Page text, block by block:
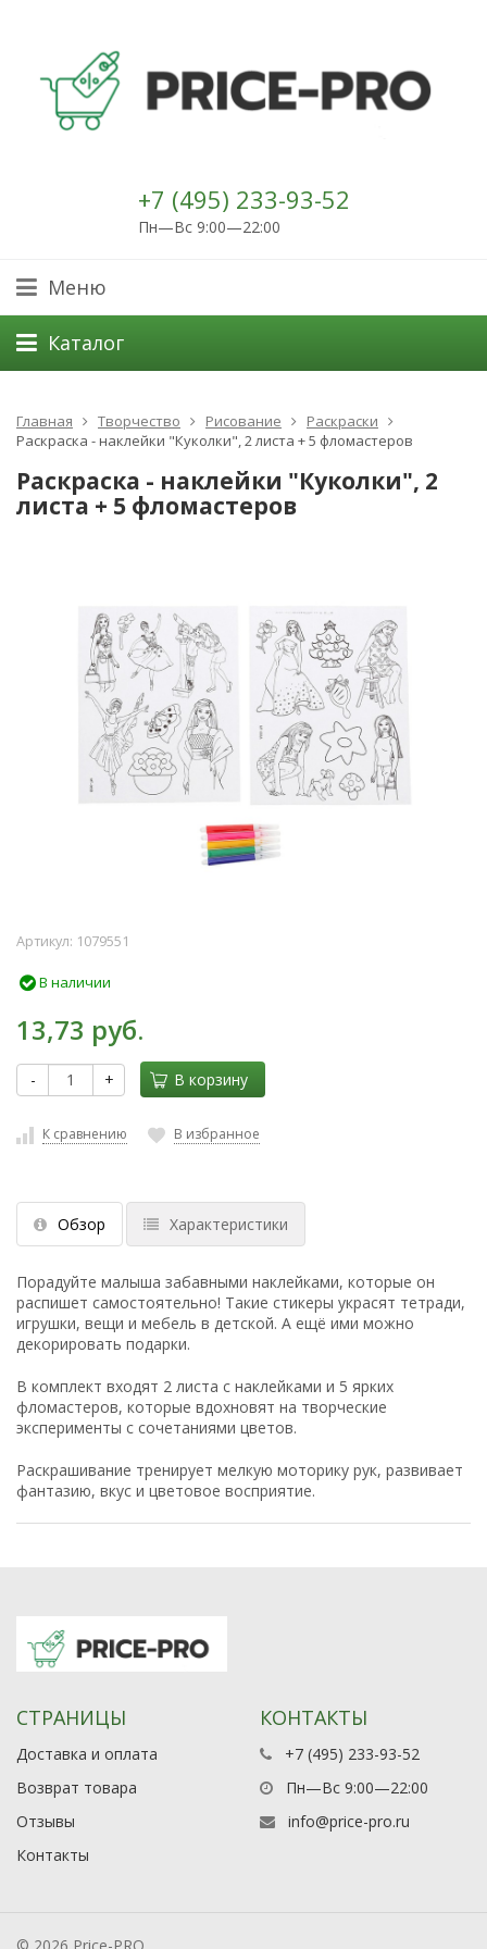
+7 (495) 233-93-52
Пн—Вс 9:00—22:00
Меню
Каталог
Главная Творчество Рисование
Раскраски
Раскраска - наклейки "Куколки", 2 листа + 5 фломастеров
Раскраска - наклейки "Куколки", 2
листа + 5 фломастеров
Артикул: 1079551
В наличии
13,73 руб.
- + В корзину
К сравнению В избранное
Обзор Характеристики
Порадуйте малыша забавными наклейками, которые он
распишет самостоятельно! Такие стикеры украсят тетради,
игрушки, вещи и мебель в детской. А ещё ими можно
декорировать подарки.
В комплект входят 2 листа с наклейками и 5 ярких
фломастеров, которые вдохновят на творческие
эксперименты с сочетаниями цветов.
Раскрашивание тренирует мелкую моторику рук, развивает
фантазию, вкус и цветовое восприятие.
СТРАНИЦЫ
Доставка и оплата
Возврат товара
Отзывы
Контакты
КОНТАКТЫ
+7 (495) 233-93-52
Пн—Вс 9:00—22:00
info@price-pro.ru
© 2026 Price-PRO